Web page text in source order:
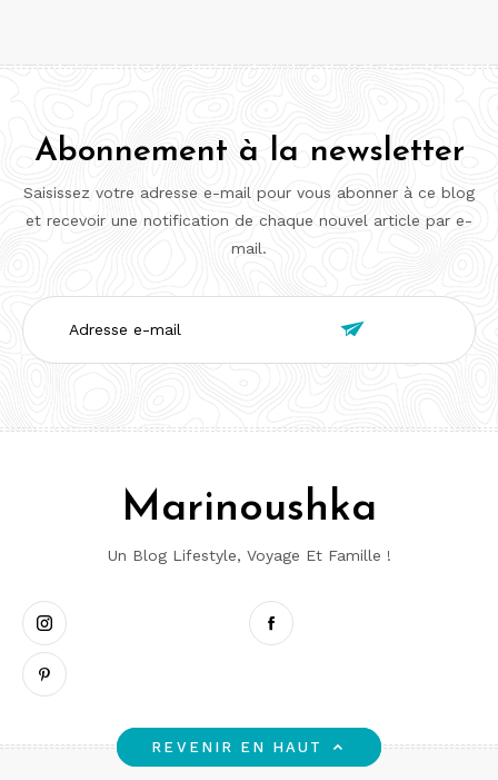
Abonnement à la newsletter
Saisissez votre adresse e-mail pour vous abonner à ce blog
et recevoir une notification de chaque nouvel article par e-
mail.
Adresse
e-
mail

Marinoushka
Un Blog Lifestyle, Voyage Et Famille !
REVENIR EN HAUT